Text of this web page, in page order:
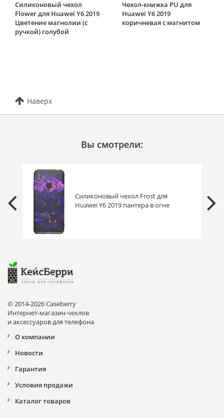
Силиконовый чехол
Flower для Huawei Y6 2019
Цветение магнолии (с
ручкой) голубой
Чехол-книжка PU для
Huawei Y6 2019
коричневая с магнитом
Наверх
Вы смотрели:
Силиконовый чехол Frost для
Huawei Y6 2019 пантера в огне
© 2014-2026 Caseberry
Интернет-магазин чехлов
и аксессуаров для телефона
О компании
Новости
Гарантия
Условия продажи
Каталог товаров